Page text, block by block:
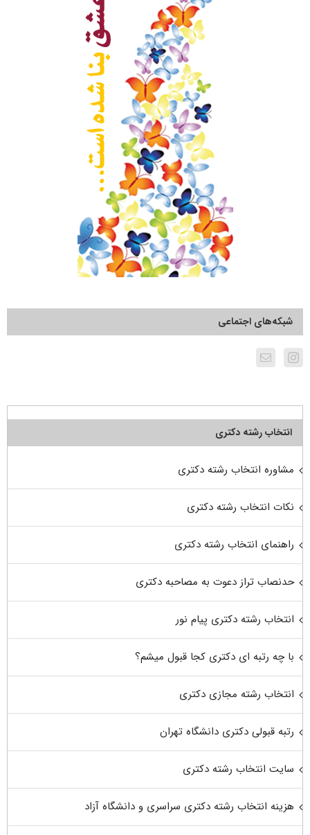
شبکه‌های اجتماعی
انتخاب رشته دکتری
مشاوره انتخاب رشته دکتری
نکات انتخاب رشته دکتری
راهنمای انتخاب رشته دکتری
حدنصاب تراز دعوت به مصاحبه دکتری
انتخاب رشته دکتری پیام نور
با چه رتبه ای دکتری کجا قبول میشم؟
انتخاب رشته مجازی دکتری
رتبه قبولی دکتری دانشگاه تهران
سایت انتخاب رشته دکتری
هزینه انتخاب رشته دکتری سراسری و دانشگاه آزاد